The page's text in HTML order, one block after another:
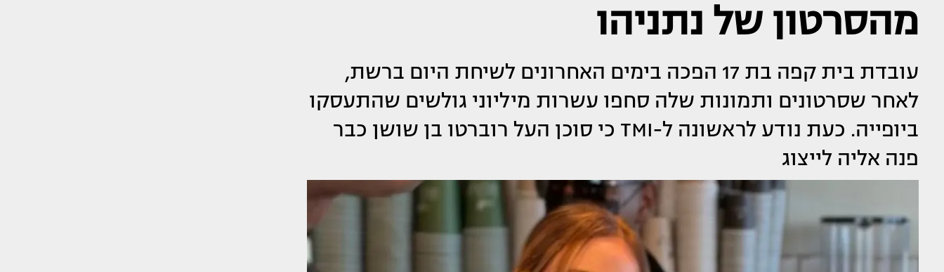
מהסרטון של נתניהו
עובדת בית קפה בת 17 הפכה בימים האחרונים לשיחת היום ברשת,
לאחר שסרטונים ותמונות שלה סחפו עשרות מיליוני גולשים שהתעסקו
ביופייה. כעת נודע לראשונה ל-TMI כי סוכן העל רוברטו בן שושן כבר
פנה אליה לייצוג